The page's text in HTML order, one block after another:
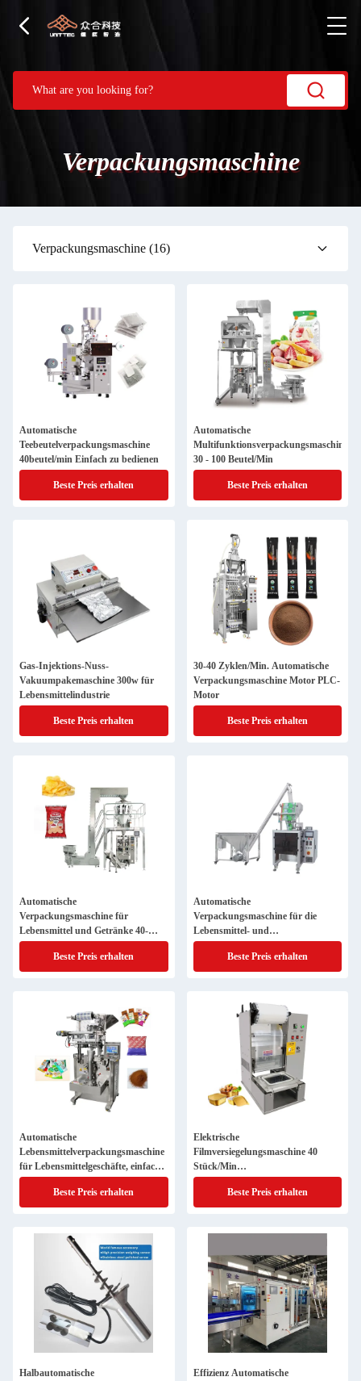
Verpackungsmaschine
Verpackungsmaschine (16)
Automatische
Teebeutelverpackungsmaschine
40beutel/min Einfach zu bedienen
Beste Preis erhalten
Automatische
Multifunktionsverpackungsmaschine
30 - 100 Beutel/Min
Beste Preis erhalten
Gas-Injektions-Nuss-
Vakuumpakemaschine 300w für
Lebensmittelindustrie
Beste Preis erhalten
30-40 Zyklen/Min. Automatische
Verpackungsmaschine Motor PLC-
Motor
Beste Preis erhalten
Automatische
Verpackungsmaschine für
Lebensmittel und Getränke 40-
50beutel/min Kapazität PLC
Beste Preis erhalten
Automatische
Verpackungsmaschine für die
Lebensmittel- und
Getränkeindustrie mit einer
Kapazität von 60-100 Beuteln
Beste Preis erhalten
Automatische
Lebensmittelverpackungsmaschine
für Lebensmittelgeschäfte, einfach
zu bedienen
Beste Preis erhalten
Elektrische
Filmversiegelungsmaschine 40
Stück/Min
Versiegelungsgeschwindigkeit
Beste Preis erhalten
Halbautomatische
Effizienz Automatische